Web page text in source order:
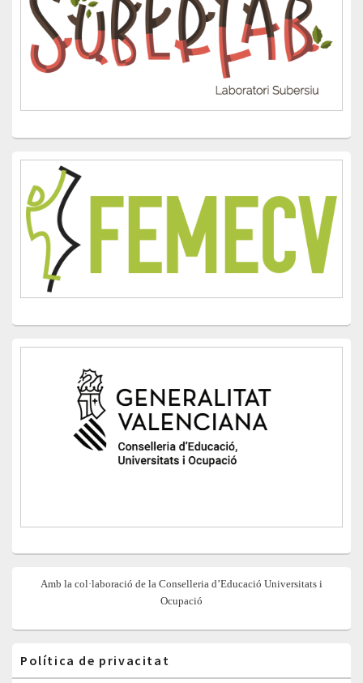
Amb la col·laboració de la Conselleria d’Educació Universitats i
Ocupació
Política de privacitat